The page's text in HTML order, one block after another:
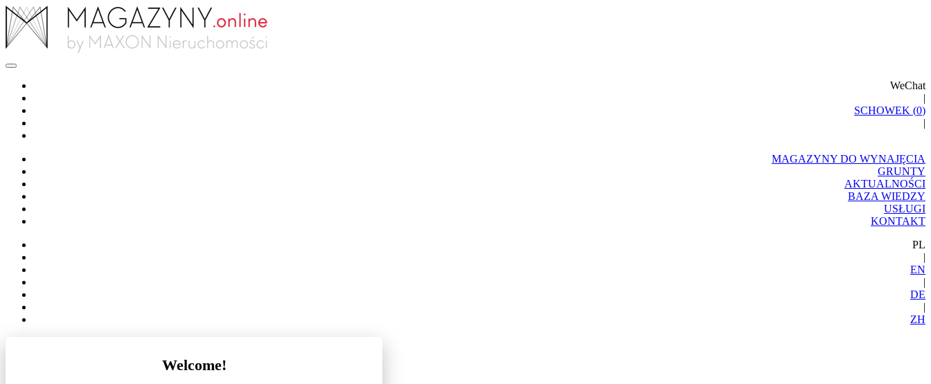
WeChat
|
SCHOWEK (0)
|
MAGAZYNY DO WYNAJĘCIA
GRUNTY
AKTUALNOŚCI
BAZA WIEDZY
USŁUGI
KONTAKT
PL
|
EN
|
DE
|
ZH
Welcome!